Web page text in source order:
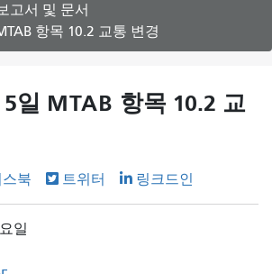
너
뛰
기
고서 및 문서
항목 10.2 교통 변경
일 MTAB 항목 10.2 교
북 트위터 링크드인
일